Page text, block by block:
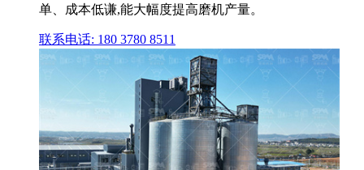
单、成本低谦,能大幅度提高磨机产量。
联系电话: 180 3780 8511